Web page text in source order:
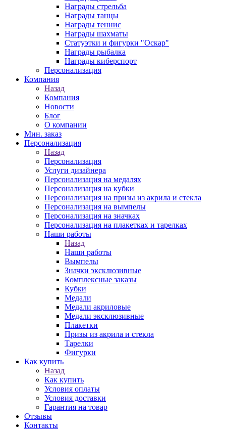
Награды стрельба
Награды танцы
Награды теннис
Награды шахматы
Статуэтки и фигурки "Оскар"
Награды рыбалка
Награды киберспорт
Персонализация
Компания
Назад
Компания
Новости
Блог
О компании
Мин. заказ
Персонализация
Назад
Персонализация
Услуги дизайнера
Персонализация на медалях
Персонализация на кубки
Персонализация на призы из акрила и стекла
Персонализация на вымпелы
Персонализация на значках
Персонализация на плакетках и тарелках
Наши работы
Назад
Наши работы
Вымпелы
Значки эксклюзивные
Комплексные заказы
Кубки
Медали
Медали акриловые
Медали эксклюзивные
Плакетки
Призы из акрила и стекла
Тарелки
Фигурки
Как купить
Назад
Как купить
Условия оплаты
Условия доставки
Гарантия на товар
Отзывы
Контакты